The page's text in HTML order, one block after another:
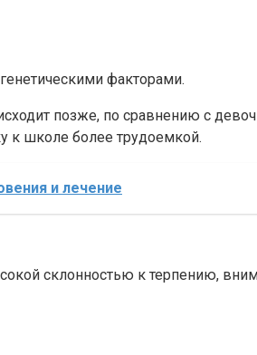
факторами.
позже, по сравнению с
к школе более трудоемкой.
и лечение
склонностью к терпению,